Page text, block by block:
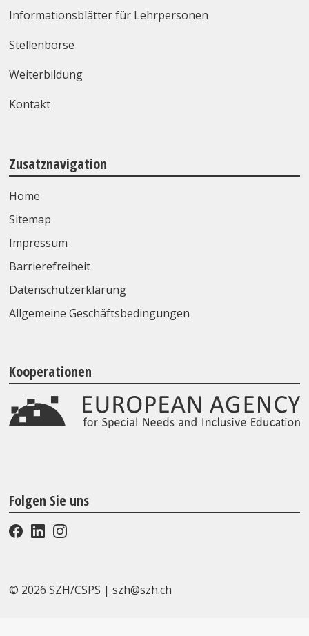
Informationsblätter für Lehrpersonen
Stellenbörse
Weiterbildung
Kontakt
Zusatznavigation
Home
Sitemap
Impressum
Barrierefreiheit
Datenschutzerklärung
Allgemeine Geschäftsbedingungen
Kooperationen
Folgen Sie uns
© 2026 SZH/CSPS |szh@szh.ch